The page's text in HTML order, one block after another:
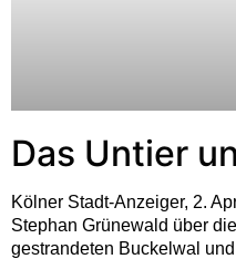
Das Untier
Kölner Stadt-Anzeiger, 2.
Stephan Grünewald über
gestrandeten Buckelwal